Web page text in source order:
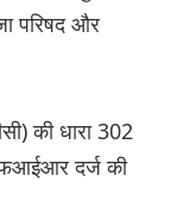
परिषद और
की धारा 302
दर्ज की